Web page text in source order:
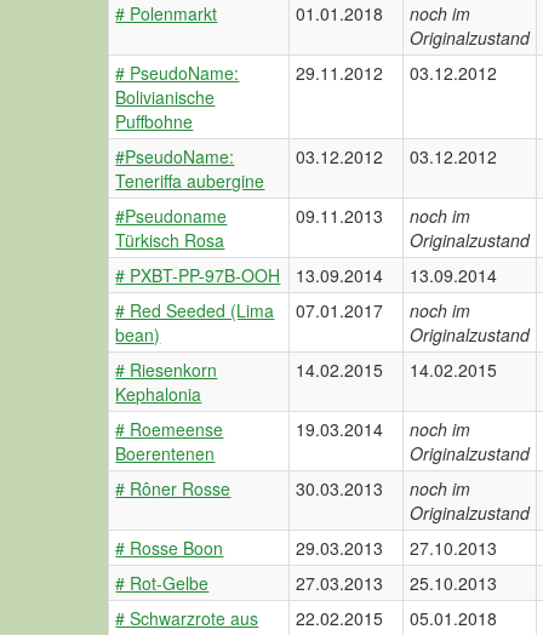
# Polenmarkt
01.01.2018
noch im
Originalzustand
# PseudoName:
Bolivianische
Puffbohne
29.11.2012 03.12.2012
#PseudoName:
Teneriffa aubergine
03.12.2012 03.12.2012
#Pseudoname
Türkisch Rosa
09.11.2013
noch im
Originalzustand
# PXBT-PP-97B-OOH
13.09.2014
13.09.2014
# Red Seeded (Lima
bean)
07.01.2017
noch im
Originalzustand
# Riesenkorn
Kephalonia
14.02.2015 14.02.2015
# Roemeense
Boerentenen
19.03.2014
noch im
Originalzustand
# Rôner Rosse
30.03.2013
noch im
Originalzustand
# Rosse Boon
29.03.2013
27.10.2013
# Rot-Gelbe
27.03.2013
25.10.2013
# Schwarzrote aus
22.02.2015 05.01.2018